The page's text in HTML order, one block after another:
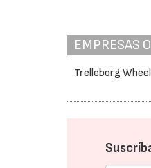
EMPRESAS
Trelleborg